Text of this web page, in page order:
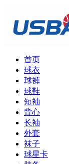
首页
球衣
球裤
球鞋
短袖
背心
长袖
外套
袜子
球星卡